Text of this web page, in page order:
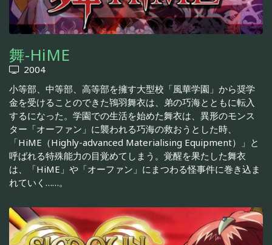
舞-HiME
2004
小等部、中等部、高等部を擁す大型校「風華学園」から奨学
金を受けることのできた鴇羽舞衣は、弟の巧海とともに転入
するになった。学園での生活を始めた舞衣は、異形のモンス
ター「オーファン」に襲われる巧海の救おうとした時、
「HiME（Highly-advanced Materialising Equipment）」と
呼ばれる特殊能力の目覚めてしまう。覚醒を果たした舞衣
は、「HiME」や「オーファン」にまつわる怪事件に巻き込ま
れていく……。